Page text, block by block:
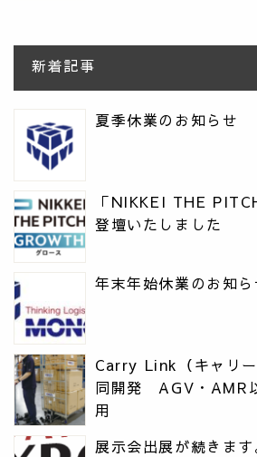
新着記事
夏季休業のお知らせ
「NIKKEI THE
登壇いたしました
年末年始休業のお知ら
Carry Link（キャリ
同開発 AGV・AMR
用
展示会出展が続きま